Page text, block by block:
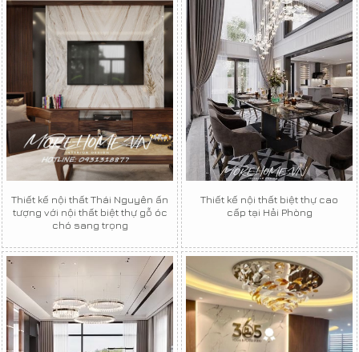
Thiết kế nội thất Thái Nguyên ấn
tượng với nội thất biệt thự gỗ óc
chó sang trọng
Thiết kế nội thất biệt thự cao
cấp tại Hải Phòng